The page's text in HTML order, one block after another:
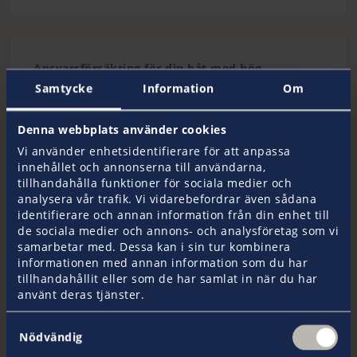
Samtycke Information Om
Denna webbplats använder cookies
Vi använder enhetsidentifierare för att anpassa
innehållet och annonserna till användarna,
tillhandahålla funktioner för sociala medier och
analysera vår trafik. Vi vidarebefordrar även sådana
identifierare och annan information från din enhet till
de sociala medier och annons- och analysföretag som vi
samarbetar med. Dessa kan i sin tur kombinera
informationen med annan information som du har
tillhandahållit eller som de har samlat in när du har
använt deras tjänster.
Nödvändig
Ansvarsförsäkring för din båt med hög
ersättning
Vår ansvarsförsäkring har marknadens högsta
ersättningbelopp, för att du inte ska behöva
teckna tilläggsförsäkringar vid till exempel
passage av vissa kanaler, vid långsegling eller
kappsegling samt för att du ska känna dig trygg
när du rör dig på vattnet
Låt oss säga att din båt skulle råka ut för en
olycka där en annan segelbåt eller motorbåt
orsakar en skada som resulterar i en
kroppsskada på en av dina passagerare. Om
det skulle visa sig att den som körde båten inte
har en försäkring så kan vi hjälpa din
medpassagerare att få ersättning
vållat skadan på din båt men där du ändå inte